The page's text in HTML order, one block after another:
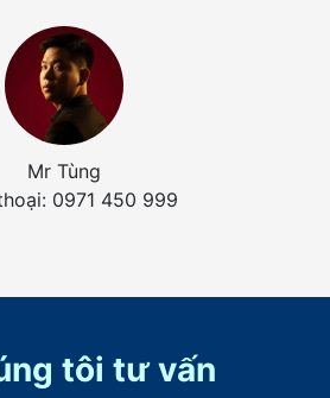
Mr Tùng
0971 450 999
tôi tư vấn